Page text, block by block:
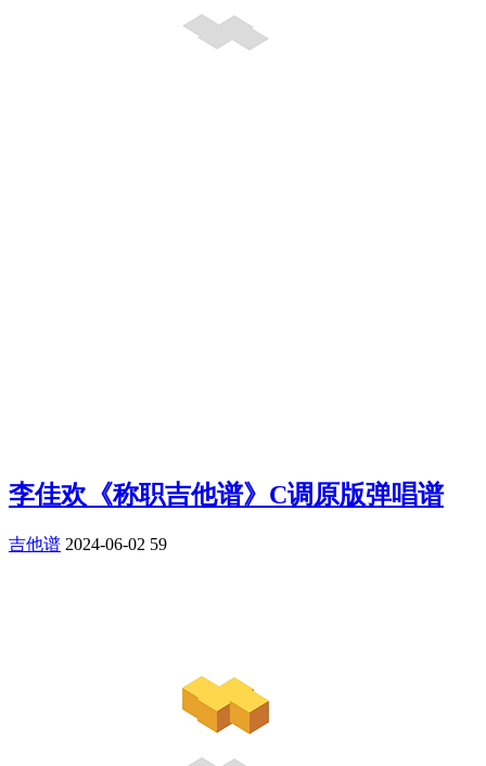
李佳欢《称职吉他谱》C调原版弹唱谱
吉他谱 2024-06-02 59